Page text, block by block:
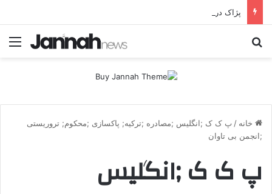
خانه / پ ک ک ;انگلیس ;مصادره ;ترکیه; پاکسازی ;محکوم; تروریستی
;انجمن بی تاوان
پ ک ک ;انگلیس